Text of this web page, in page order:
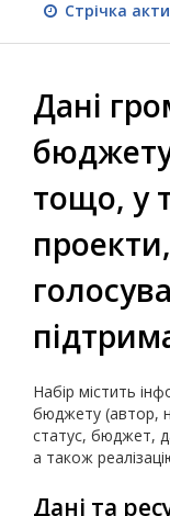
Стрічка
Дані
тощо, у
Набір містить
бюджету (автор,
статус, бюджет,
а також
Дані та